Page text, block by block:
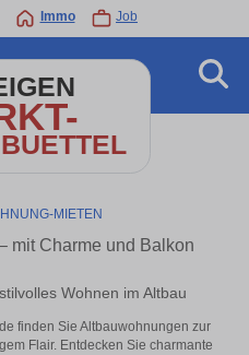
Immo Job
MIETEN
mit Charme und Balkon
Wohnen im Altbau
finden Sie Altbauwohnungen zur
Flair. Entdecken Sie charmante